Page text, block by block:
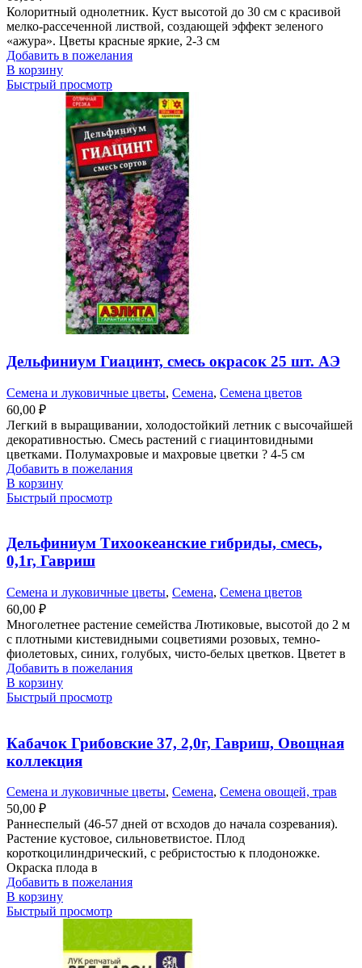
Колоритный однолетник. Куст высотой до 30 см с красивой
мелко-рассеченной листвой, создающей эффект зеленого
«ажура». Цветы красные яркие, 2-3 см
Добавить в пожелания
В корзину
Быстрый просмотр
Дельфиниум Гиацинт, смесь окрасок 25 шт. АЭ
Семена и луковичные цветы, Семена, Семена цветов
60,00 ₽
Легкий в выращивании, холодостойкий летник с высочайшей
декоративностью. Смесь растений с гиацинтовидными
цветками. Полумахровые и махровые цветки ? 4-5 см
Добавить в пожелания
В корзину
Быстрый просмотр
Дельфиниум Тихоокеанские гибриды, смесь,
0,1г, Гавриш
Семена и луковичные цветы, Семена, Семена цветов
60,00 ₽
Многолетнее растение семейства Лютиковые, высотой до 2 м
с плотными кистевидными соцветиями розовых, темно-
фиолетовых, синих, голубых, чисто-белых цветков. Цветет в
Добавить в пожелания
В корзину
Быстрый просмотр
Кабачок Грибовские 37, 2,0г, Гавриш, Овощная
коллекция
Семена и луковичные цветы, Семена, Семена овощей, трав
50,00 ₽
Раннеспелый (46-57 дней от всходов до начала созревания).
Растение кустовое, сильноветвистое. Плод
короткоцилиндрический, с ребристостью к плодоножке.
Окраска плода в
Добавить в пожелания
В корзину
Быстрый просмотр